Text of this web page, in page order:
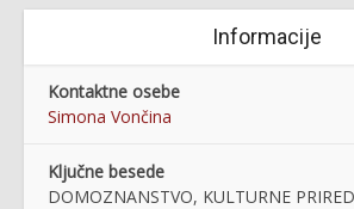
Informacije
Kontaktne osebe
Simona Vončina
Ključne besede
DOMOZNANSTVO, KULTURNE